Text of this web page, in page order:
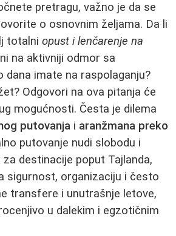
pretragu, važno je da se
o osnovnim željama. Da li
totalni opust i lenčarenje na
na aktivniji odmor sa
dana imate na raspolaganju?
Odgovori na ova pitanja će
mogućnosti. Česta je dilema
putovanja i aranžmana preko
putovanje nudi slobodu i
destinacije poput Tajlanda,
sigurnost, organizaciju i često
transfere i unutrašnje letove,
u dalekim i egzotičnim